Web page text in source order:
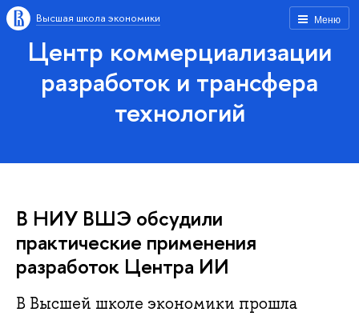
Меню
Высшая школа экономики
Центр коммерциализации
разработок и трансфера
технологий
В НИУ ВШЭ обсудили
практические применения
разработок Центра ИИ
В Высшей школе экономики прошла